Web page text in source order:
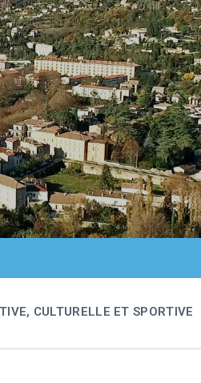
CULTURELLE ET SPORTIVE